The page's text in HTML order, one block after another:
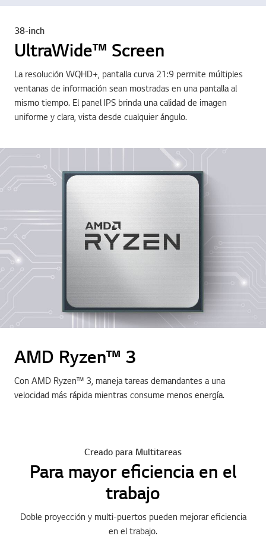
38-inch
UltraWide™ Screen
La resolución WQHD+, pantalla curva 21:9 permite múltiples
ventanas de información sean mostradas en una pantalla al
mismo tiempo. El panel IPS brinda una calidad de imagen
uniforme y clara, vista desde cualquier ángulo.
AMD Ryzen™ 3
Con AMD Ryzen™ 3, maneja tareas demandantes a una
velocidad más rápida mientras consume menos energía.
Creado para Multitareas
Para mayor eficiencia en el
trabajo
Doble proyección y multi-puertos pueden mejorar eficiencia
en el trabajo.